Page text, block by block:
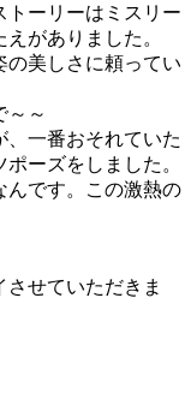
トーリーはミスリー
がありました。
の美しさに頼ってい
～～
、一番おそれていた
ーズをしました。
んです。この激熱の
せていただきま